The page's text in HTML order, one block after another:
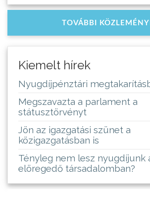
TOVÁBBI
Kiemelt hírek
Nyugdíjpénztári
Megszavazta a parlament a
státusztörvényt
Jön az igazgatási szünet a
közigazgatásban is
Tényleg nem lesz nyugdíjunk
elöregedő társadalomban?